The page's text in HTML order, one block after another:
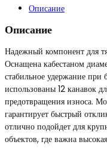
Описание
Описание
Надежный компонент для
Оснащена кабестаном
стабильное удержание при
использованы 12 канавок
предотвращения износа.
гарантирует быстрый
отлично подойдет для
объектов, где важна